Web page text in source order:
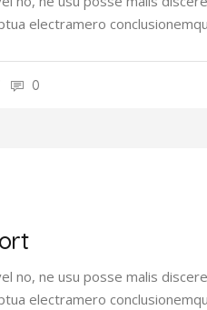
electramero
0
no, ne usu posse malis
electramero